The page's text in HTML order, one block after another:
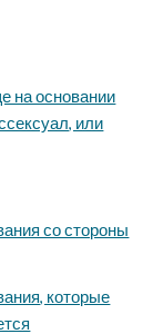
на основании
или
со стороны
которые